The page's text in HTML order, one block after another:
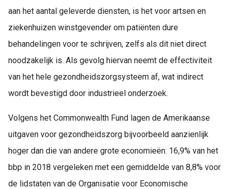
aan het aantal geleverde diensten, is het voor artsen en
ziekenhuizen winstgevender om patiënten dure
behandelingen voor te schrijven, zelfs als dit niet direct
noodzakelijk is. Als gevolg hiervan neemt de effectiviteit
van het hele gezondheidszorgsysteem af, wat indirect
wordt bevestigd door industrieel onderzoek.
Volgens het Commonwealth Fund lagen de Amerikaanse
uitgaven voor gezondheidszorg bijvoorbeeld aanzienlijk
hoger dan die van andere grote economieën: 16,9% van het
bbp in 2018 vergeleken met een gemiddelde van 8,8% voor
de lidstaten van de Organisatie voor Economische